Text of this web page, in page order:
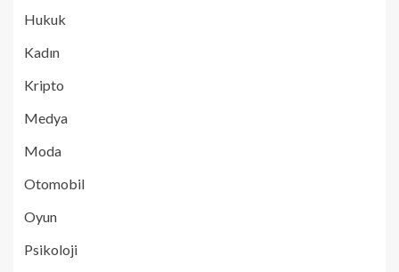
Hukuk
Kadın
Kripto
Medya
Moda
Otomobil
Oyun
Psikoloji